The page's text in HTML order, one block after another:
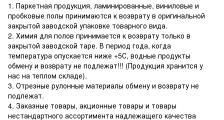
1. Паркетная продукция, ламинированные, виниловые и
пробковые полы принимаются к возврату в оригинальной
закрытой заводской упаковке товарного вида.
2. Химия для полов принимается к возврату только в
закрытой заводской таре. В период года, когда
температура опускается ниже +5С, водные продукты
обмену и возврату не подлежат!!! (Продукция хранится у
нас на теплом складе).
3. Отрезные рулонные материалы обмену и возврату не
подлежат.
4. Заказные товары, акционные товары и товары
нестандартного ассортимента надлежащего качества